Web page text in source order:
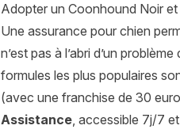
Adopter un Coonhound Noir et
Une assurance pour chien
n’est pas à l’abri d’un
formules les plus populaires
(avec une franchise de 30
Assistance, accessible 7j/7